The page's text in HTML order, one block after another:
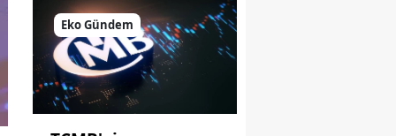
Eko Gündem